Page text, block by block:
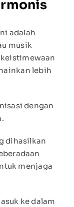
adalah
musik
lebih
dengan
dihasilkan
menjaga
ke dalam